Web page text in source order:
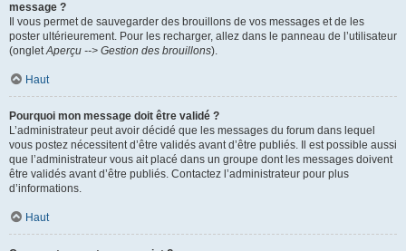
message ?
Il vous permet de sauvegarder des brouillons de vos messages et de les
poster ultérieurement. Pour les recharger, allez dans le panneau de l’utilisateur
(ongletAperçu --> Gestion des brouillons).
Haut
Pourquoi mon message doit être validé ?
L’administrateur peut avoir décidé que les messages du forum dans lequel
vous postez nécessitent d’être validés avant d’être publiés. Il est possible aussi
que l’administrateur vous ait placé dans un groupe dont les messages doivent
être validés avant d’être publiés. Contactez l’administrateur pour plus
d’informations.
Haut